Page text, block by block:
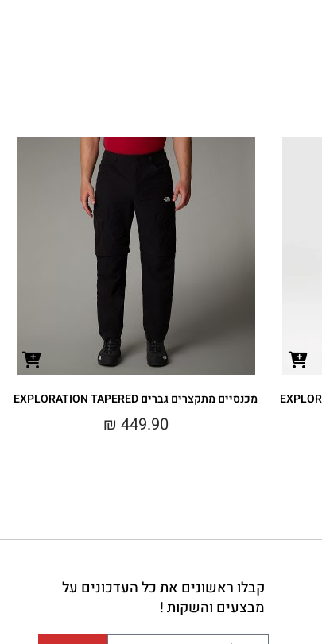
מכנסיים מתקצרים גברים EXPLORATION TAPERED
₪ 449.90
קבלו ראשונים את כל העדכונים על
מבצעים והשקות !